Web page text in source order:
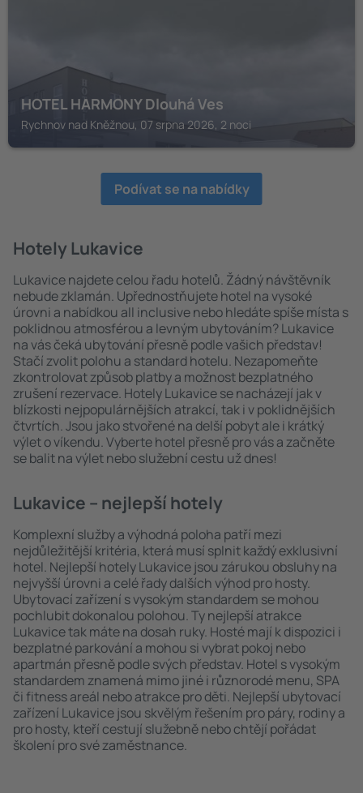
HOTEL HARMONY Dlouhá Ves
Rychnov nad Kněžnou, 07 srpna 2026, 2 noci
Podívat se na nabídky
Hotely Lukavice
Lukavice najdete celou řadu hotelů. Žádný návštěvník
nebude zklamán. Upřednostňujete hotel na vysoké
úrovni a nabídkou all inclusive nebo hledáte spíše místa s
poklidnou atmosférou a levným ubytováním? Lukavice
na vás čeká ubytování přesně podle vašich představ!
Stačí zvolit polohu a standard hotelu. Nezapomeňte
zkontrolovat způsob platby a možnost bezplatného
zrušení rezervace. Hotely Lukavice se nacházejí jak v
blízkosti nejpopulárnějších atrakcí, tak i v poklidnějších
čtvrtích. Jsou jako stvořené na delší pobyt ale i krátký
výlet o víkendu. Vyberte hotel přesně pro vás a začněte
se balit na výlet nebo služební cestu už dnes!
Lukavice – nejlepší hotely
Komplexní služby a výhodná poloha patří mezi
nejdůležitější kritéria, která musí splnit každý exklusivní
hotel. Nejlepší hotely Lukavice jsou zárukou obsluhy na
nejvyšší úrovni a celé řady dalších výhod pro hosty.
Ubytovací zařízení s vysokým standardem se mohou
pochlubit dokonalou polohou. Ty nejlepší atrakce
Lukavice tak máte na dosah ruky. Hosté mají k dispozici i
bezplatné parkování a mohou si vybrat pokoj nebo
apartmán přesně podle svých představ. Hotel s vysokým
standardem znamená mimo jiné i různorodé menu, SPA
či fitness areál nebo atrakce pro děti. Nejlepší ubytovací
zařízení Lukavice jsou skvělým řešením pro páry, rodiny a
pro hosty, kteří cestují služebně nebo chtějí pořádat
školení pro své zaměstnance.